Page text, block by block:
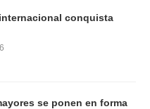
conquista
se ponen en forma